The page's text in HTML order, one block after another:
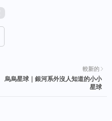
較新的
烏烏星球｜銀河系外沒人知道的小小
星球